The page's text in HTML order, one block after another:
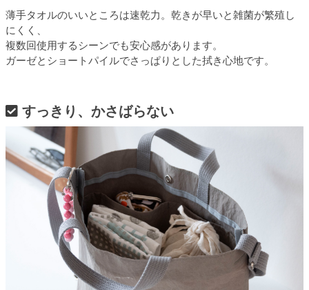
薄手タオルのいいところは速乾力。乾きが早いと雑菌が繁殖し
にくく、
複数回使用するシーンでも安心感があります。
ガーゼとショートパイルでさっぱりとした拭き心地です。
すっきり、かさばらない